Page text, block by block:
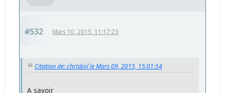
#532 Mars 10, 2015, 11:17:23
Citation de: chrisbol le Mars 09, 2015, 15:01:54
A savoir